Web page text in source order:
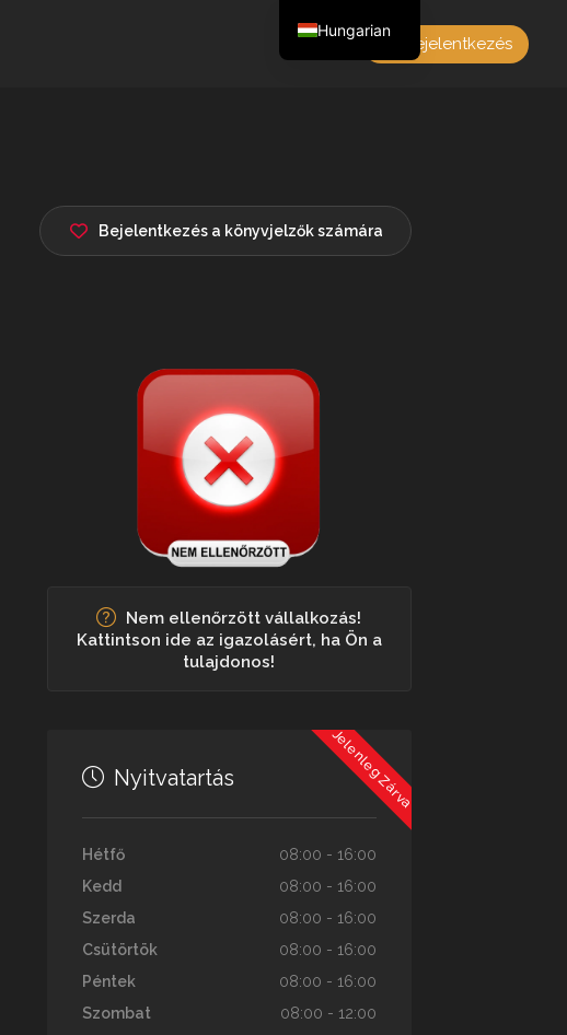
Bejelentkezés
Bejelentkezés a könyvjelzők számára
Nem ellenőrzött vállalkozás!
Kattintson ide az igazolásért, ha Ön a
tulajdonos!
Jelenleg Zárva
Nyitvatartás
Hétfő
08:00 - 16:00
Kedd
08:00 - 16:00
Szerda
08:00 - 16:00
Csütörtök
08:00 - 16:00
Péntek
08:00 - 16:00
Szombat
08:00 - 12:00
Hungarian
English
French